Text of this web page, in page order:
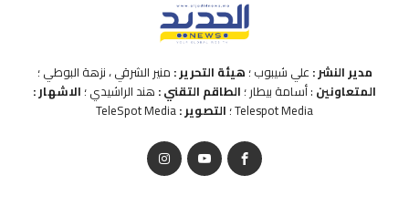
مدير النشر : علي شيبوب ؛ هيئة التحرير : منير الشرقي ، نزهة البوطي ؛
المتعاونين : أسامة بيطار ؛ الطاقم التقني : هند الراشيدي ؛ الاشهار :
Telespot Media ؛ التصوير :TeleSpot Media